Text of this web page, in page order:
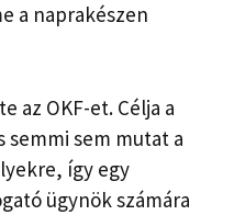
a naprakészen
az OKF-et. Célja a
semmi sem mutat a
így egy
ügynök számára